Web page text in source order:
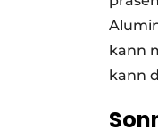
kann
kann